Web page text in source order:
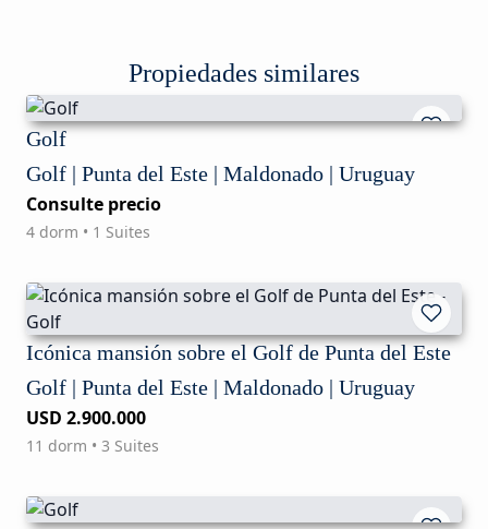
Propiedades similares
Golf
Golf | Punta del Este | Maldonado | Uruguay
Consulte precio
4 dorm • 1 Suites
Icónica mansión sobre el Golf de Punta del Este
Golf | Punta del Este | Maldonado | Uruguay
USD 2.900.000
11 dorm • 3 Suites